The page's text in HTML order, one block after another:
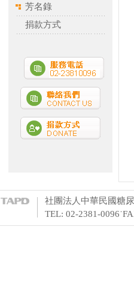
芳名錄
捐款方式
社團法人中華民國糖
TEL: 02-2381-